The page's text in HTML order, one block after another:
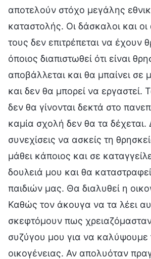
αποτελούν στόχο μεγάλης
καταστολής. Οι δάσκαλοι και οι
τους δεν επιτρέπεται να έχουν
όποιος διαπιστωθεί ότι είναι
αποβάλλεται και θα μπαίνει σε
και δεν θα μπορεί να εργαστεί.
δεν θα γίνονται δεκτά στο
καμία σχολή δεν θα τα δέχεται.
συνεχίσεις να ασκείς τη
μάθει κάποιος και σε
δουλειά μου και θα
παιδιών μας. Θα διαλυθεί η
Καθώς τον άκουγα να τα λέει
σκεφτόμουν πως
συζύγου μου για να καλύψουμε
οικογένειας. Αν απολυόταν